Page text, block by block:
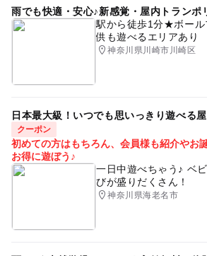
雨でも快適・安心♪新感覚・屋内トランポ
駅から徒歩1分★ボール
供も遊べるエリアあり
神奈川県川崎市川崎区
日本最大級！いつでも思いっきり遊べる
クーポン
初めての方はもちろん、会員様も紹介やお
お得に遊ぼう♪
一日中遊べちゃう♪ ベ
びが盛りだくさん！
神奈川県海老名市